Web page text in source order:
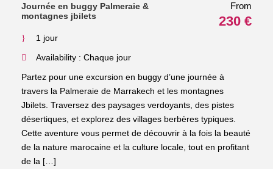
Journée en buggy Palmeraie &
montagnes jbilets
From
230 €
1 jour
Availability : Chaque jour
Partez pour une excursion en buggy d’une journée à
travers la Palmeraie de Marrakech et les montagnes
Jbilets. Traversez des paysages verdoyants, des pistes
désertiques, et explorez des villages berbères typiques.
Cette aventure vous permet de découvrir à la fois la beauté
de la nature marocaine et la culture locale, tout en profitant
de la […]